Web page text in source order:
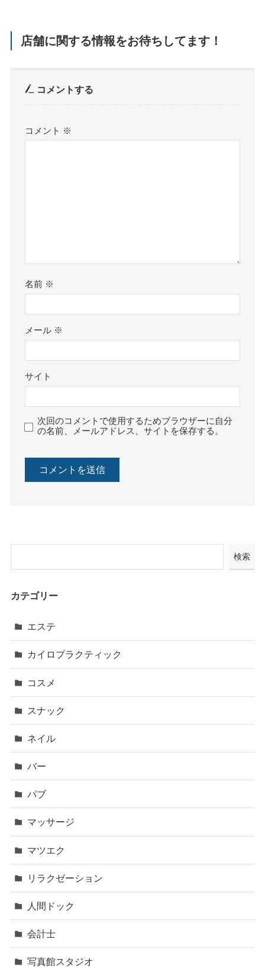
店舗に関する情報をお待ちしてます！
コメントする
コメント ※
名前 ※
メール ※
サイト
次回のコメントで使用するためブラウザーに自分
の名前、メールアドレス、サイトを保存する。
検索
カテゴリー
エステ
カイロプラクティック
コスメ
スナック
ネイル
バー
パブ
マッサージ
マツエク
リラクゼーション
人間ドック
会計士
写真館スタジオ